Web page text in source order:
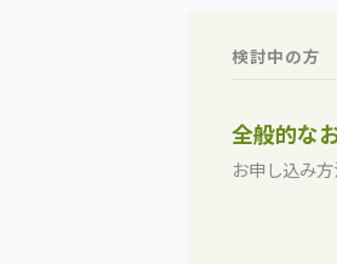
検討中の方
全般的な
お申し込み